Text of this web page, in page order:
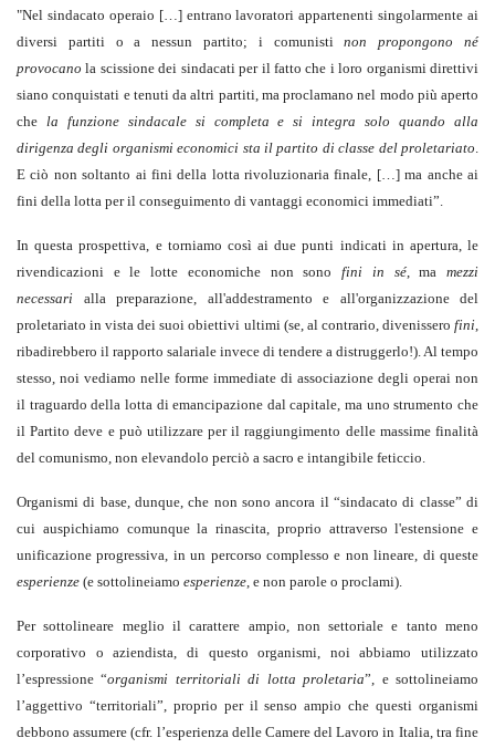
"Nel sindacato operaio […] entrano lavoratori appartenenti singolarmente ai
diversi partiti o a nessun partito; i comunistinon propongono né
provocanola scissione dei sindacati per il fatto che i loro organismi direttivi
siano conquistati e tenuti da altri partiti, ma proclamano nel modo più aperto
che la funzione sindacale si completa e si integra solo quando alla
dirigenza degli organismi economici sta il partito di classe del proletariato.
E ciò non soltanto ai fini della lotta rivoluzionaria finale, […] ma anche ai
fini della lotta per il conseguimento di vantaggi economici immediati”.
In questa prospettiva, e torniamo così ai due punti indicati in apertura, le
rivendicazioni e le lotte economiche non sonofini in sé, mamezzi
necessari alla preparazione, all'addestramento e all'organizzazione del
proletariato in vista dei suoi obiettivi ultimi (se, al contrario, divenissero fini,
ribadirebbero il rapporto salariale invece di tendere a distruggerlo!). Al tempo
stesso, noi vediamo nelle forme immediate di associazione degli operai non
il traguardo della lotta di emancipazione dal capitale, ma uno strumento che
il Partito deve e può utilizzare per il raggiungimento delle massime finalità
del comunismo, non elevandolo perciò a sacro e intangibile feticcio.
Organismi di base, dunque, che non sono ancora il “sindacato di classe” di
cui auspichiamo comunque la rinascita, proprio attraverso l'estensione e
unificazione progressiva, in un percorso complesso e non lineare, di queste
esperienze (e sottolineiamo esperienze, e non parole o proclami).
Per sottolineare meglio il carattere ampio, non settoriale e tanto meno
corporativo o aziendista, di questo organismi, noi abbiamo utilizzato
l’espressione “organismi territoriali di lotta proletaria”, e sottolineiamo
l’aggettivo “territoriali”, proprio per il senso ampio che questi organismi
debbono assumere (cfr. l’esperienza delle Camere del Lavoro in Italia, tra fine